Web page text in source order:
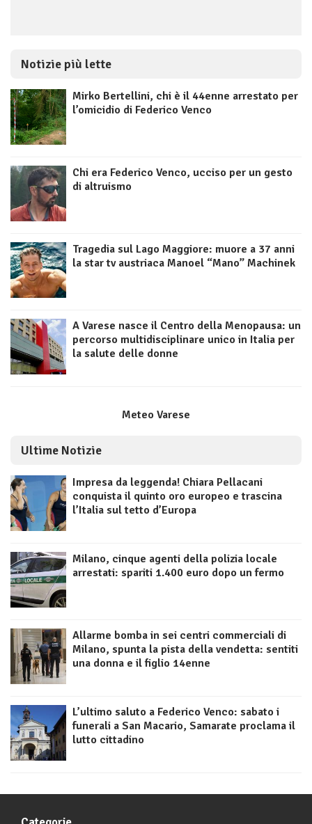
Notizie più lette
Mirko Bertellini, chi è il 44enne arrestato per
l’omicidio di Federico Venco
Chi era Federico Venco, ucciso per un gesto
di altruismo
Tragedia sul Lago Maggiore: muore a 37 anni
la star tv austriaca Manoel “Mano” Machinek
A Varese nasce il Centro della Menopausa: un
percorso multidisciplinare unico in Italia per
la salute delle donne
Meteo Varese
Ultime Notizie
Impresa da leggenda! Chiara Pellacani
conquista il quinto oro europeo e trascina
l’Italia sul tetto d’Europa
Milano, cinque agenti della polizia locale
arrestati: spariti 1.400 euro dopo un fermo
Allarme bomba in sei centri commerciali di
Milano, spunta la pista della vendetta: sentiti
una donna e il figlio 14enne
L’ultimo saluto a Federico Venco: sabato i
funerali a San Macario, Samarate proclama il
lutto cittadino